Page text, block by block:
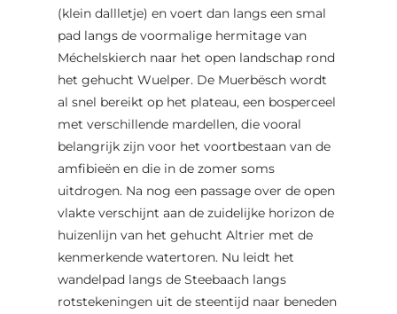
(klein dallletje) en voert dan langs een smal
pad langs de voormalige hermitage van
Méchelskierch naar het open landschap rond
het gehucht Wuelper. De Muerbësch wordt
al snel bereikt op het plateau, een bosperceel
met verschillende mardellen, die vooral
belangrijk zijn voor het voortbestaan van de
amfibieën en die in de zomer soms
uitdrogen. Na nog een passage over de open
vlakte verschijnt aan de zuidelijke horizon de
huizenlijn van het gehucht Altrier met de
kenmerkende watertoren. Nu leidt het
wandelpad langs de Steebaach langs
rotstekeningen uit de steentijd naar beneden